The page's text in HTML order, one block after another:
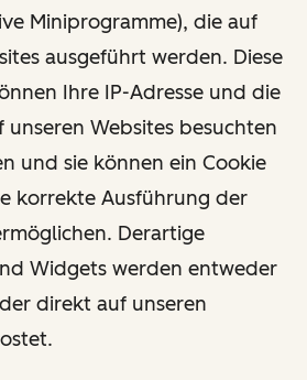
Miniprogramme), die auf
ausgeführt werden. Diese
Ihre IP-Adresse und die
unseren Websites besuchten
und sie können ein Cookie
korrekte Ausführung der
Derartige
Widgets werden entweder
direkt auf unseren